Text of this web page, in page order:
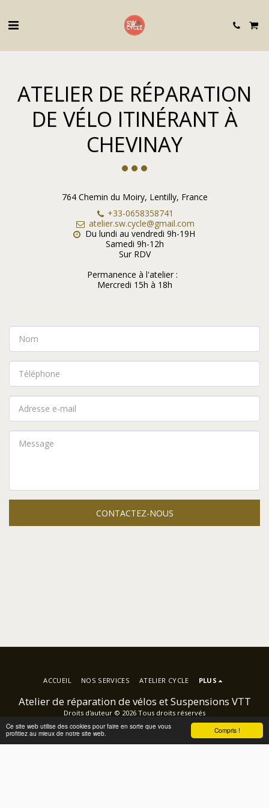
Compris !
Ce site web utilise des cookies pour faire en sorte que vous
profitiez au mieux de notre site web.
ATELIER DE RÉPARATION
DE VÉLO ITINÉRANT À
CHEVINAY
764 Chemin du Moiry, Lentilly, France
+33-0658358741
atelier.sw.cycle@gmail.com
Du lundi au vendredi 9h-19H
Samedi 9h-12h
Sur RDV
Permanence à l'atelier :
Mercredi 15h à 18h
CONTACTEZ-NOUS
Atelier de réparation de vélos et Suspensions VTT
Droits d'auteur © 2026 Tous droits réservés
Conditions d'Utilisations
Propulsé par
Créer un site internet
ACCUEIL NOS SERVICES ATELIER CYCLE PLUS